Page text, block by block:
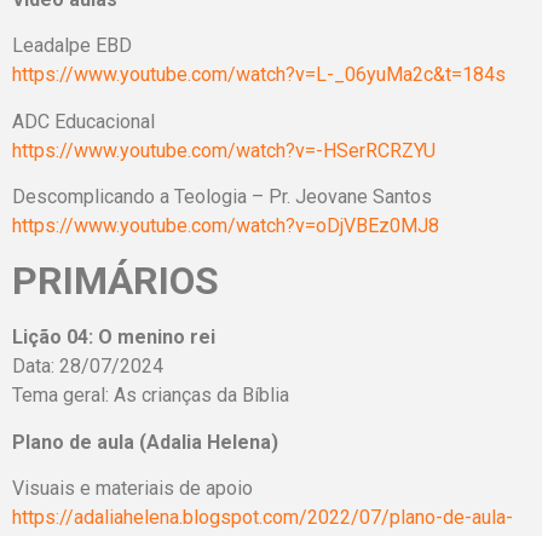
Leadalpe EBD
https://www.youtube.com/watch?v=L-_06yuMa2c&t=184s
ADC Educacional
https://www.youtube.com/watch?v=-HSerRCRZYU
Descomplicando a Teologia – Pr. Jeovane Santos
https://www.youtube.com/watch?v=oDjVBEz0MJ8
PRIMÁRIOS
Lição 04: O menino rei
Data: 28/07/2024
Tema geral: As crianças da Bíblia
Plano de aula (Adalia Helena)
Visuais e materiais de apoio
https://adaliahelena.blogspot.com/2022/07/plano-de-aula-